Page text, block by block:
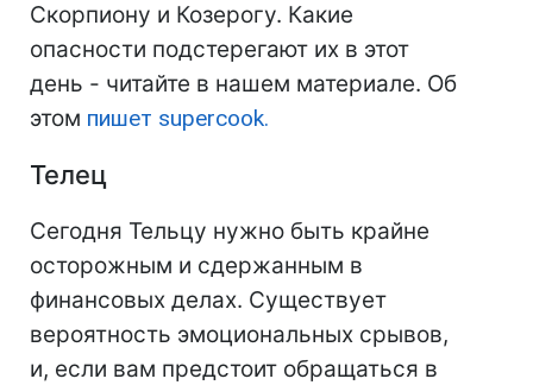
Скорпиону и Козерогу. Какие
опасности подстерегают их в этот
день - читайте в нашем материале. Об
этом пишет supercook.
Телец
Сегодня Тельцу нужно быть крайне
осторожным и сдержанным в
финансовых делах. Существует
вероятность эмоциональных срывов,
и, если вам предстоит обращаться в